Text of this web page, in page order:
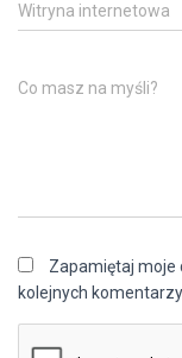
Witryna internetowa
Co masz na myśli?
Zapamiętaj moje
kolejnych komentarzy.